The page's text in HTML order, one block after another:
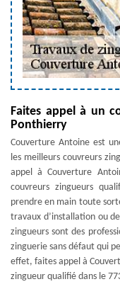
Faites appel à un
Ponthierry
Couverture Antoine est
les meilleurs couvreurs
appel à Couverture
couvreurs zingueurs
prendre en main toute
travaux d’installation ou
zingueurs sont des
zinguerie sans défaut qui
effet, faites appel à
zingueur qualifié dans le